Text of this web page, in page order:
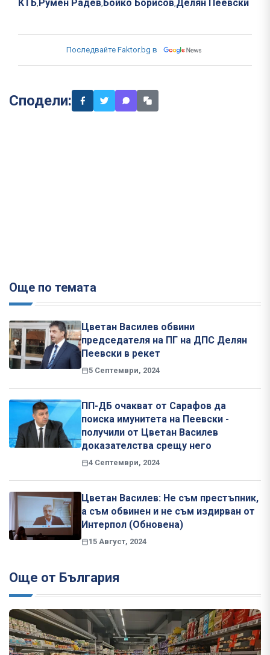
КТБ, Румен Радев, Бойко Борисов,Делян Пеевски
Последвайте Faktor.bg в
Сподели:
Още по темата
Цветан Василев обвини
председателя на ПГ на ДПС Делян
Пеевски в рекет
5 Септември, 2024
ПП-ДБ очакват от Сарафов да
поиска имунитета на Пеевски -
получили от Цветан Василев
доказателства срещу него
4 Септември, 2024
Цветан Василев: Не съм престъпник,
а съм обвинен и не съм издирван от
Интерпол (Обновена)
15 Август, 2024
Още от България